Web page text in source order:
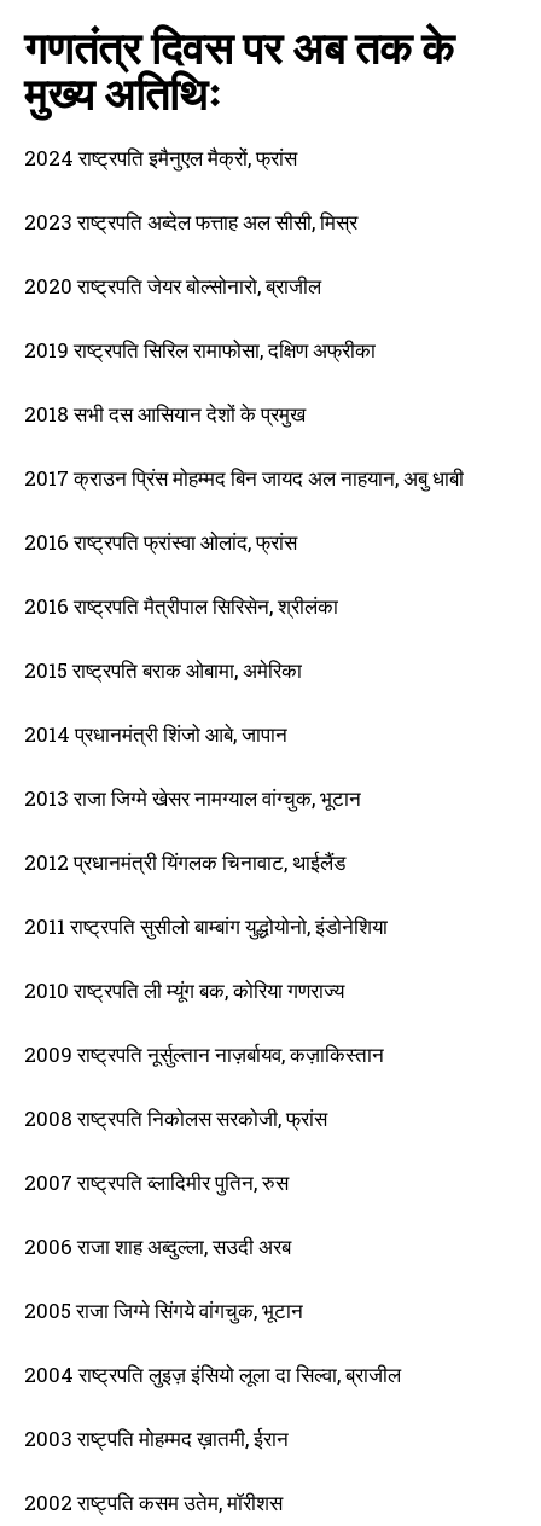
गणतंत्र दिवस पर अब तक के
मुख्य अतिथिः
2024 राष्ट्रपति इमैनुएल मैक्रों, फ्रांस
2023 राष्ट्रपति अब्देल फत्ताह अल सीसी, मिस्र
2020 राष्ट्रपति जेयर बोल्सोनारो, ब्राजील
2019 राष्ट्रपति सिरिल रामाफोसा, दक्षिण अफ्रीका
2018 सभी दस आसियान देशों के प्रमुख
2017 क्राउन प्रिंस मोहम्मद बिन जायद अल नाहयान, अबु धाबी
2016 राष्ट्रपति फ्रांस्वा ओलांद, फ्रांस
2016 राष्ट्रपति मैत्रीपाल सिरिसेन, श्रीलंका
2015 राष्ट्रपति बराक ओबामा, अमेरिका
2014 प्रधानमंत्री शिंजो आबे, जापान
2013 राजा जिग्मे खेसर नामग्याल वांग्चुक, भूटान
2012 प्रधानमंत्री यिंगलक चिनावाट, थाईलैंड
2011 राष्ट्रपति सुसीलो बाम्बांग युद्धोयोनो, इंडोनेशिया
2010 राष्ट्रपति ली म्यूंग बक, कोरिया गणराज्य
2009 राष्ट्रपति नूर्सुल्तान नाज़र्बायव, कज़ाकिस्तान
2008 राष्ट्रपति निकोलस सरकोजी, फ्रांस
2007 राष्ट्रपति व्लादिमीर पुतिन, रुस
2006 राजा शाह अब्दुल्ला, सउदी अरब
2005 राजा जिग्मे सिंगये वांगचुक, भूटान
2004 राष्ट्रपति लुइज़ इंसियो लूला दा सिल्वा, ब्राजील
2003 राष्ट्पति मोहम्मद ख़ातमी, ईरान
2002 राष्ट्पति कसम उतेम, मॉरीशस